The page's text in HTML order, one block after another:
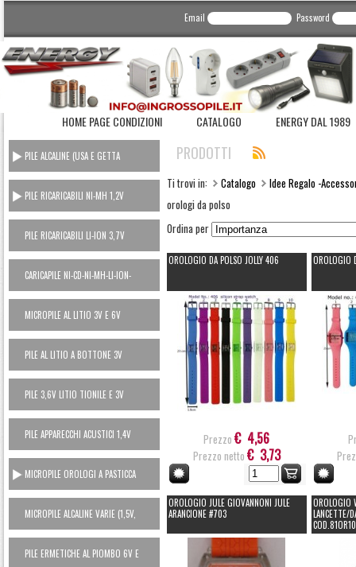
Email Password
HOME PAGE CONDIZIONI CATALOGO ENERGY DAL 1989
PILE ALCALINE (USA E GETTA
CONSUMER)
PILE RICARICABILI NI-MH 1,2V
PILE RICARICABILI LI-ION 3,7V
CARICAPILE NI-CD-NI-MH-LI-ION-
POWER BANK
MICROPILE AL LITIO 3V E 6V
PILE AL LITIO A BOTTONE 3V
PILE 3,6V LITIO TIONILE E 3V
LITIO MANGANESE (USA E GETTA)
PILE APPARECCHI ACUSTICI 1,4V
ZINCO ARIA
MICROPILE OROLOGI A PASTICCA
OSSIDO ARGENTO 1,5V
MICROPILE ALCALINE VARIE (1,5V,
6V, 12V)
PILE ERMETICHE AL PIOMBO 6V E
PRODOTTI
Ti trovi in: Catalogo
Idee Regalo -
orologi da polso
Ordina per
OROLOGIO DA POLSO JOLLY 406
Prezzo € 4,56
Prezzo netto € 3,73
OROLOGIO
OROLOGIO JULE GIOVANNONI JULE
ARANCIONE #703
OROLOGIO
LANCETTE/